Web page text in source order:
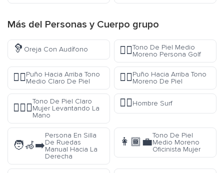
Más del Personas y Cuerpo grupo
🦻 Oreja Con Audífono 🏌🏾Tono De Piel Medio
Moreno Persona Golf
✊🏼Puño Hacia Arriba Tono
Medio Claro De Piel
✊🏿Puño Hacia Arriba Tono
Moreno De Piel
🙋🏻‍♀️
Tono De Piel Claro
Mujer Levantando La
Mano
🏄‍♂️Hombre Surf
🧑‍🦽‍➡️
Persona En Silla
De Ruedas
Manual Hacia La
Derecha
👩🏾‍💼
Tono De Piel
Medio Moreno
Oficinista Mujer